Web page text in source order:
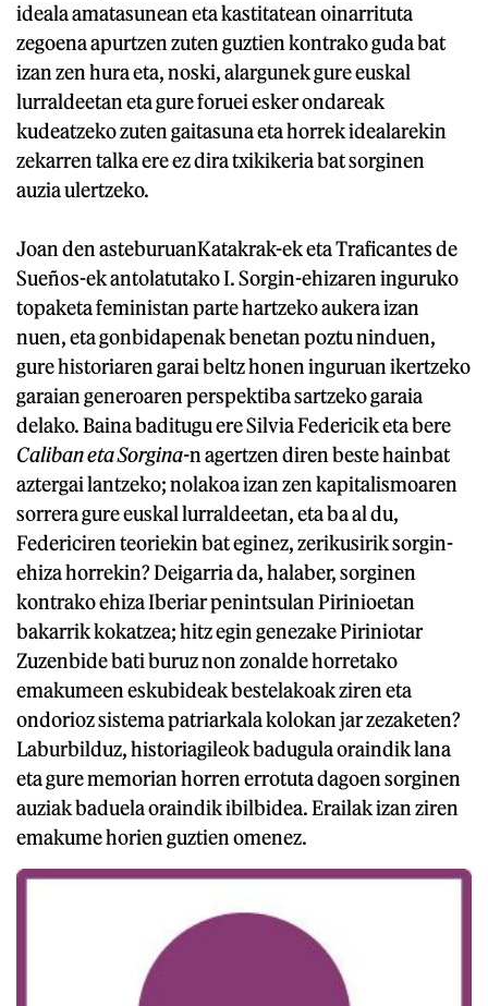
ideala amatasunean eta kastitatean oinarrituta
zegoena apurtzen zuten guztien kontrako guda bat
izan zen hura eta, noski, alargunek gure euskal
lurraldeetan eta gure foruei esker ondareak
kudeatzeko zuten gaitasuna eta horrek idealarekin
zekarren talka ere ez dira txikikeria bat sorginen
auzia ulertzeko.
Joan den asteburuanKatakrak-ek eta Traficantes de
Sueños-ek antolatutako I. Sorgin-ehizaren inguruko
topaketa feministan parte hartzeko aukera izan
nuen, eta gonbidapenak benetan poztu ninduen,
gure historiaren garai beltz honen inguruan ikertzeko
garaian generoaren perspektiba sartzeko garaia
delako. Baina baditugu ere Silvia Federicik eta bere
Caliban eta Sorgina-n agertzen diren beste hainbat
aztergai lantzeko; nolakoa izan zen kapitalismoaren
sorrera gure euskal lurraldeetan, eta ba al du,
Federiciren teoriekin bat eginez, zerikusirik sorgin-
ehiza horrekin? Deigarria da, halaber, sorginen
kontrako ehiza Iberiar penintsulan Pirinioetan
bakarrik kokatzea; hitz egin genezake Piriniotar
Zuzenbide bati buruz non zonalde horretako
emakumeen eskubideak bestelakoak ziren eta
ondorioz sistema patriarkala kolokan jar zezaketen?
Laburbilduz, historiagileok badugula oraindik lana
eta gure memorian horren errotuta dagoen sorginen
auziak baduela oraindik ibilbidea. Erailak izan ziren
emakume horien guztien omenez.